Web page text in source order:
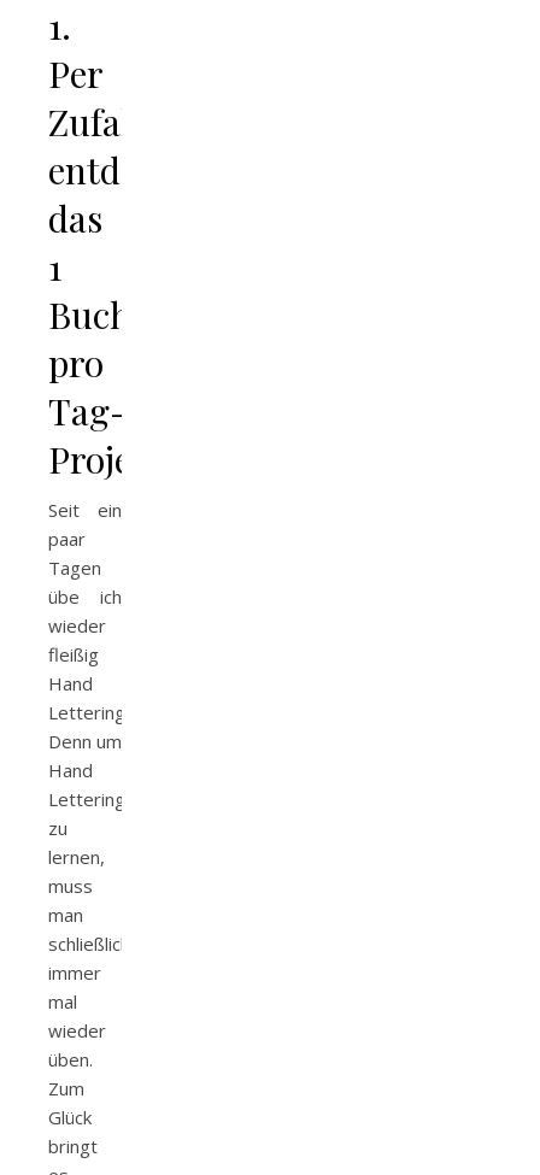
1.
Per
Zufall
entdeckt:
das
1
Buchstabe
pro
Tag-
Projekt
Seit ein
paar
Tagen
übe ich
wieder
fleißig
Hand
Lettering.
Denn um
Hand
Lettering
zu
lernen,
muss
man
schließlich
immer
mal
wieder
üben.
Zum
Glück
bringt